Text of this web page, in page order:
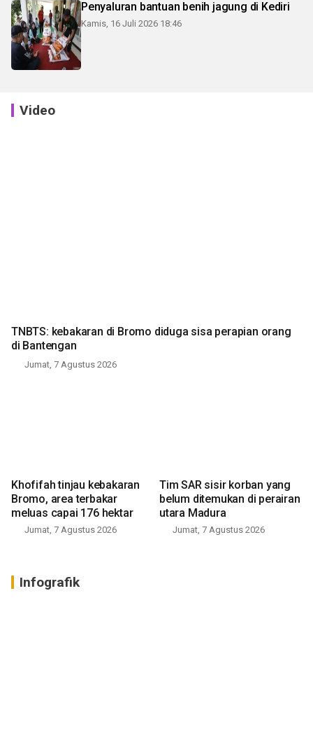
Penyaluran bantuan benih jagung di Kediri
Kamis, 16 Juli 2026 18:46
Video
TNBTS: kebakaran di Bromo diduga sisa perapian orang
di Bantengan
Jumat, 7 Agustus 2026
Khofifah tinjau kebakaran
Bromo, area terbakar
meluas capai 176 hektar
Jumat, 7 Agustus 2026
Tim SAR sisir korban yang
belum ditemukan di perairan
utara Madura
Jumat, 7 Agustus 2026
Infografik